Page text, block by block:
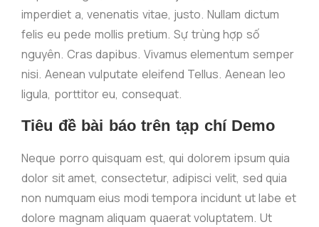
imperdiet a, venenatis vitae, justo. Nullam dictum
felis eu pede mollis pretium. Sự trùng hợp số
nguyên. Cras dapibus. Vivamus elementum semper
nisi. Aenean vulputate eleifend Tellus. Aenean leo
ligula, porttitor eu, consequat.
Tiêu đề bài báo trên tạp chí Demo
Neque porro quisquam est, qui dolorem ipsum quia
dolor sit amet, consectetur, adipisci velit, sed quia
non numquam eius modi tempora incidunt ut labe et
dolore magnam aliquam quaerat voluptatem. Ut